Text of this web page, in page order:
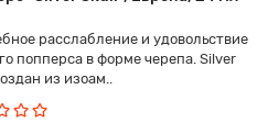
расслабление и удовольствие
попперса в форме черепа. Silver
из изоам..